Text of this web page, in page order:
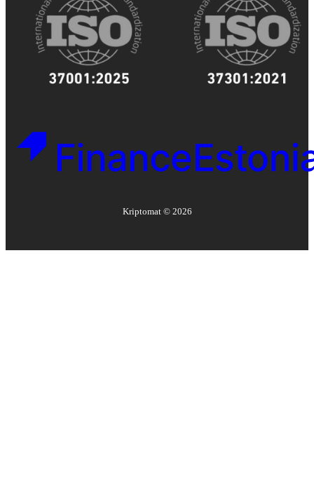
Kriptomat © 2026